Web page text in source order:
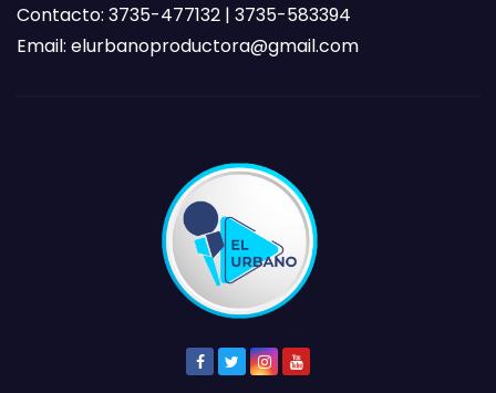
Contacto: 3735-477132 | 3735-583394
Email: elurbanoproductora@gmail.com